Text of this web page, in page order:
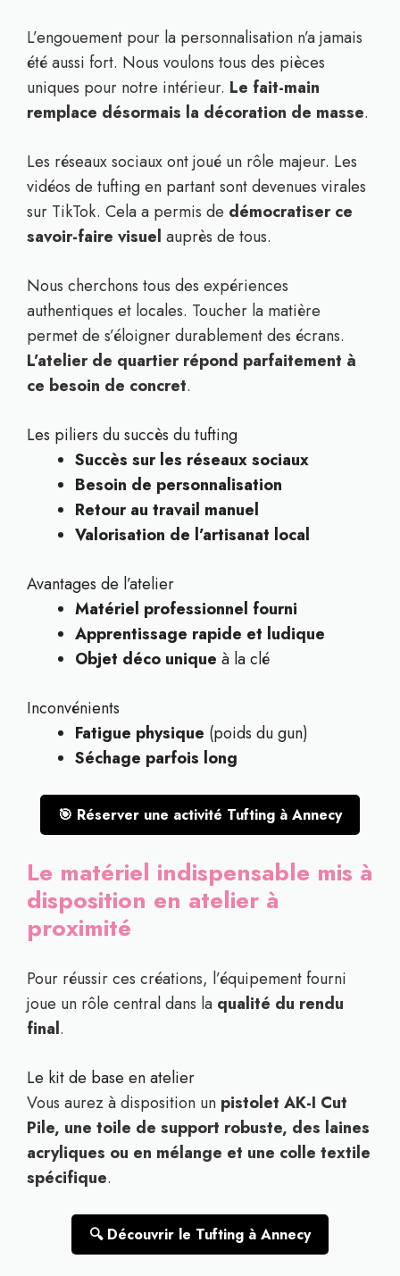
L’engouement pour la personnalisation n’a jamais
été aussi fort. Nous voulons tous des pièces
uniques pour notre intérieur. Le fait-main
remplace désormais la décoration de masse.
Les réseaux sociaux ont joué un rôle majeur. Les
vidéos de tufting en partant sont devenues virales
sur TikTok. Cela a permis de démocratiser ce
savoir-faire visuel auprès de tous.
Nous cherchons tous des expériences
authentiques et locales. Toucher la matière
permet de s’éloigner durablement des écrans.
L’atelier de quartier répond parfaitement à
ce besoin de concret.
Les piliers du succès du tufting
Succès sur les réseaux sociaux
Besoin de personnalisation
Retour au travail manuel
Valorisation de l’artisanat local
Avantages de l’atelier
Matériel professionnel fourni
Apprentissage rapide et ludique
Objet déco unique à la clé
Inconvénients
Fatigue physique (poids du gun)
Séchage parfois long
🎯 Réserver une activité Tufting à Annecy
Le matériel indispensable mis à
disposition en atelier à
proximité
Pour réussir ces créations, l’équipement fourni
joue un rôle central dans la qualité du rendu
final.
Le kit de base en atelier
Vous aurez à disposition un pistolet AK-I Cut
Pile, une toile de support robuste, des laines
acryliques ou en mélange et une colle textile
spécifique.
🔍 Découvrir le Tufting à Annecy